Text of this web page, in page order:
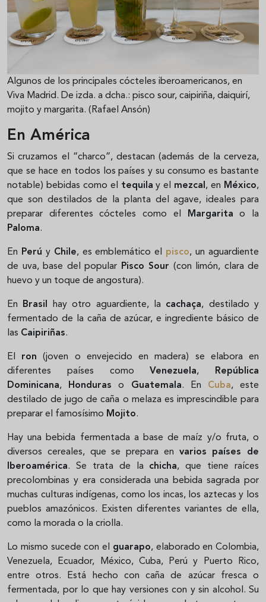
Algunos de los principales cócteles iberoamericanos, en
Viva Madrid. De izda. a dcha.: pisco sour, caipiriña, daiquirí,
mojito y margarita. (Rafael Ansón)
En América
Si cruzamos el “charco”, destacan (además de la cerveza,
que se hace en todos los países y su consumo es bastante
notable) bebidas como el tequila y el mezcal , en México,
que son destilados de la planta del agave, ideales para
preparar diferentes cócteles como el
Margarita o la
Paloma.
En Perú y Chile, es emblemático el pisco, un aguardiente
de uva, base del popular
Pisco Sour (con limón, clara de
huevo y un toque de angostura).
En Brasil hay otro aguardiente, la cachaça, destilado y
fermentado de la caña de azúcar, e ingrediente básico de
las Caipiriñas.
El ron (joven o envejecido en madera) se elabora en
diferentes países como Venezuela,
República
Dominicana, Honduras o Guatemala. En Cuba, este
destilado de jugo de caña o melaza es imprescindible para
preparar el famosísimo Mojito.
Hay una bebida fermentada a base de maíz y/o fruta, o
diversos cereales, que se prepara en varios países de
Iberoamérica. Se trata de la chicha, que tiene raíces
precolombinas y era considerada una bebida sagrada por
muchas culturas indígenas, como los incas, los aztecas y los
pueblos amazónicos. Existen diferentes variantes de ella,
como la morada o la criolla.
Lo mismo sucede con el guarapo, elaborado en Colombia,
Venezuela, Ecuador, México, Cuba, Perú y Puerto Rico,
entre otros. Está hecho con caña de azúcar fresca o
fermentada, por lo que hay versiones con y sin alcohol. Su